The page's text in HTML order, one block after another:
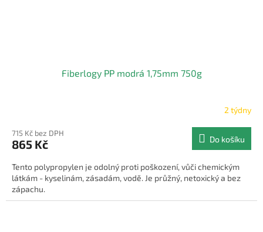
Fiberlogy PP modrá 1,75mm 750g
2 týdny
715 Kč bez DPH
865 Kč Do košíku
Tento polypropylen je odolný proti poškození, vůči chemickým
látkám - kyselinám, zásadám, vodě. Je průžný, netoxický a bez
zápachu.